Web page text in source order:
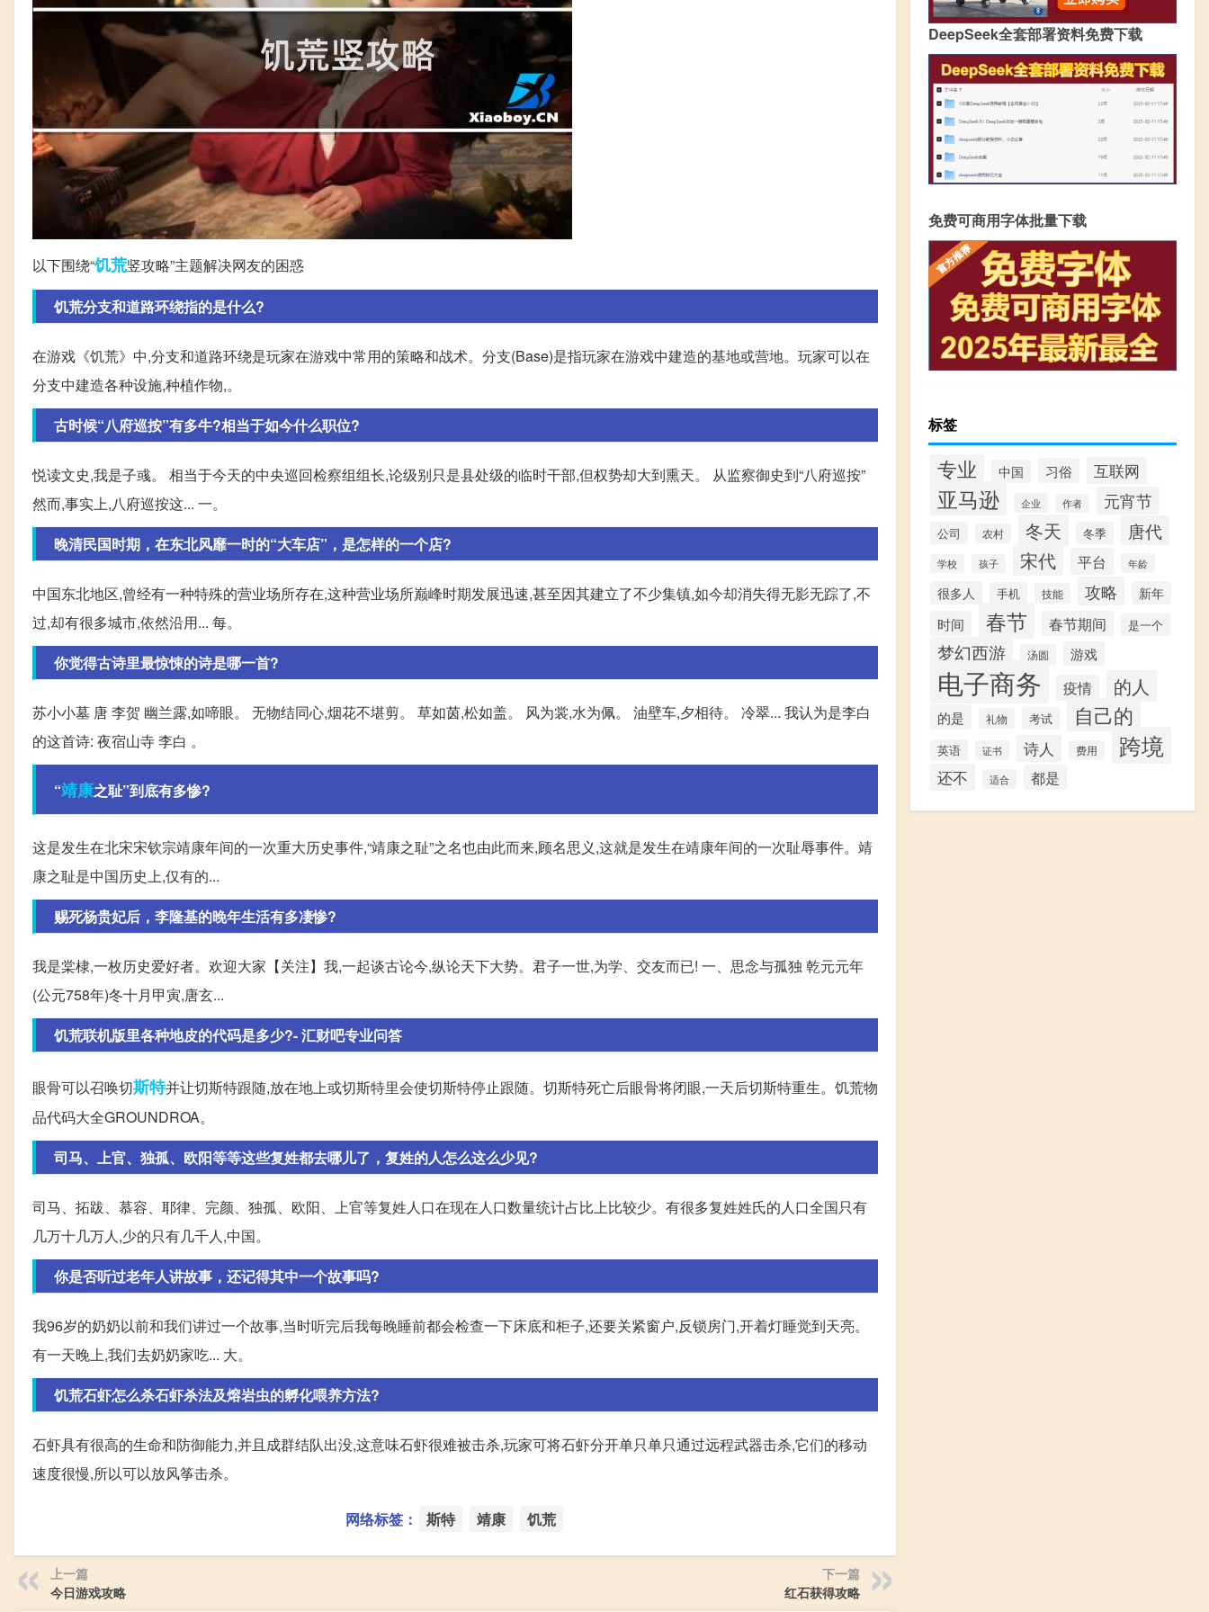
以下围绕“饥荒竖攻略”主题解决网友的困惑
饥荒分支和道路环绕指的是什么?
在游戏《饥荒》中,分支和道路环绕是玩家在游戏中常用的策略和战术。分支(Base)是指玩家在游戏中建造的基地或营地。玩家可以在
分支中建造各种设施,种植作物,。
古时候“八府巡按”有多牛?相当于如今什么职位?
悦读文史,我是子彧。 相当于今天的中央巡回检察组组长,论级别只是县处级的临时干部,但权势却大到熏天。 从监察御史到“八府巡按”
然而,事实上,八府巡按这... 一。
晚清民国时期，在东北风靡一时的“大车店”，是怎样的一个店?
中国东北地区,曾经有一种特殊的营业场所存在,这种营业场所巅峰时期发展迅速,甚至因其建立了不少集镇,如今却消失得无影无踪了,不
过,却有很多城市,依然沿用... 每。
你觉得古诗里最惊悚的诗是哪一首?
苏小小墓 唐 李贺 幽兰露,如啼眼。 无物结同心,烟花不堪剪。 草如茵,松如盖。 风为裳,水为佩。 油壁车,夕相待。 冷翠... 我认为是李白
的这首诗: 夜宿山寺 李白 。
“靖康之耻”到底有多惨?
这是发生在北宋宋钦宗靖康年间的一次重大历史事件,“靖康之耻”之名也由此而来,顾名思义,这就是发生在靖康年间的一次耻辱事件。靖
康之耻是中国历史上,仅有的...
赐死杨贵妃后，李隆基的晚年生活有多凄惨?
我是棠棣,一枚历史爱好者。欢迎大家【关注】我,一起谈古论今,纵论天下大势。君子一世,为学、交友而已! 一、思念与孤独 乾元元年
(公元758年)冬十月甲寅,唐玄...
饥荒联机版里各种地皮的代码是多少?- 汇财吧专业问答
眼骨可以召唤切斯特并让切斯特跟随,放在地上或切斯特里会使切斯特停止跟随。切斯特死亡后眼骨将闭眼,一天后切斯特重生。饥荒物
品代码大全GROUNDROA。
司马、上官、独孤、欧阳等等这些复姓都去哪儿了，复姓的人怎么这么少见?
司马、拓跋、慕容、耶律、完颜、独孤、欧阳、上官等复姓人口在现在人口数量统计占比上比较少。有很多复姓姓氏的人口全国只有
几万十几万人,少的只有几千人,中国。
你是否听过老年人讲故事，还记得其中一个故事吗?
我96岁的奶奶以前和我们讲过一个故事,当时听完后我每晚睡前都会检查一下床底和柜子,还要关紧窗户,反锁房门,开着灯睡觉到天亮。
有一天晚上,我们去奶奶家吃... 大。
饥荒石虾怎么杀石虾杀法及熔岩虫的孵化喂养方法?
石虾具有很高的生命和防御能力,并且成群结队出没,这意味石虾很难被击杀,玩家可将石虾分开单只单只通过远程武器击杀,它们的移动
速度很慢,所以可以放风筝击杀。
网络标签： 斯特 靖康 饥荒
上一篇
今日游戏攻略
下一篇
红石获得攻略
DeepSeek全套部署资料免费下载
免费可商用字体批量下载
标签
专业 中国 习俗 互联网
亚马逊 企业 作者 元宵节
公司 农村 冬天 冬季 唐代
学校 孩子 宋代 平台 年龄
很多人 手机 技能 攻略 新年
时间 春节 春节期间 是一个
梦幻西游 汤圆 游戏
电子商务 疫情 的人
的是 礼物 考试 自己的
英语 证书 诗人 费用 跨境
还不 适合 都是